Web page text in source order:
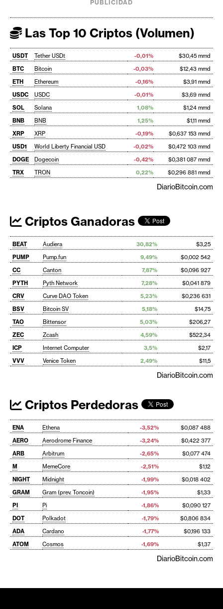
PUBLICIDAD
Las Top 10 Criptos (Volumen)
USDT Tether USDt -0,01%
$30,45 mmd
BTC
Bitcoin -0,03%
$12,43 mmd
ETH
Ethereum -0,16%
$3,91 mmd
USDC
USDC -0,01%
$3,69 mmd
SOL
Solana 1,08%
$1,24 mmd
BNB
BNB 1,25%
$1,11 mmd
XRP
XRP -0,19%
$0,637 153 mmd
USD1
World Liberty Financial USD -0,02%
$0,472 103 mmd
DOGE
Dogecoin -0,42%
$0,381 087 mmd
TRX
TRON 0,22% $0,296 881 mmd
DiarioBitcoin.com
Criptos Ganadoras
BEAT Audiera 30,82%
$3,25
PUMP
Pump.fun 9,49%
$0,002 542
CC
Canton 7,87%
$0,096 927
PYTH
Pyth Network 7,28%
$0,041 879
CRV
Curve DAO Token 5,23%
$0,236 631
BSV
Bitcoin SV 5,18%
$14,75
TAO
Bittensor 5,03%
$206,27
ZEC
Zcash 4,59%
$522,34
ICP
Internet Computer 3,5%
$2,17
VVV
Venice Token 2,49% $11,5
DiarioBitcoin.com
Criptos Perdedoras
ENA Ethena -3,52%
$0,087 488
AERO
Aerodrome Finance -3,24%
$0,422 377
ARB
Arbitrum -2,65%
$0,077 474
M
MemeCore -2,51%
$1,12
NIGHT
Midnight -1,99%
$0,018 402
GRAM
Gram (prev. Toncoin) -1,95%
$1,33
PI
Pi -1,86%
$0,090 127
DOT
Polkadot -1,79%
$0,806 834
ADA
Cardano -1,77%
$0,196 133
ATOM
Cosmos -1,69% $1,37
DiarioBitcoin.com